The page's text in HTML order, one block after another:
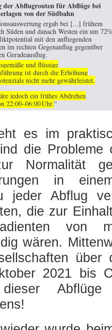
der Abflugrouten für Abflüge bei
von der Südbahn
ergab bei [...] frühem
Süden und danach Westen ein um
mit den anfliegenden
im rechten Gegenanflug gegenüber
Geradeausflug.
und flüssige
ist durch die Erhöhung
nicht mehr gewährleistet.
jedoch ein frühes Abdrehen
22:00–06:00 Uhr.“
es im
die Probleme
Normalität
in
jeder Abflug
die zur
von
wären.
über
2021 bis
Abflüge